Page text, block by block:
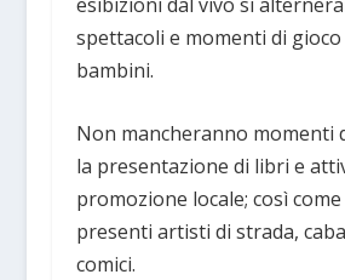
spettacoli e momenti di gioco
bambini.
Non mancheranno momenti
la presentazione di libri e
promozione locale; così
presenti artisti di strada,
comici.